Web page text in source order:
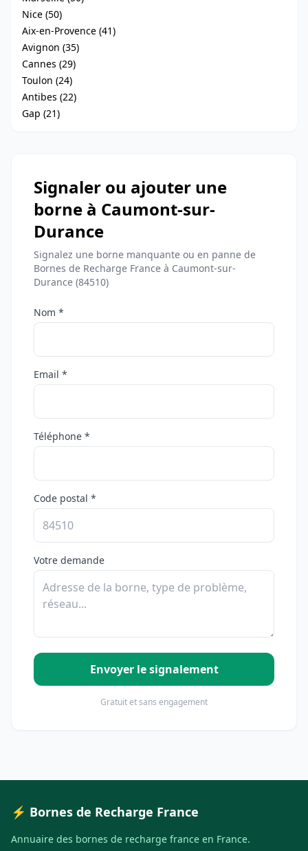
Nice (50)
Aix-en-Provence (41)
Avignon (35)
Cannes (29)
Toulon (24)
Antibes (22)
Gap (21)
Signaler ou ajouter une
borne à Caumont-sur-
Durance
Signalez une borne manquante ou en panne de
Bornes de Recharge France à Caumont-sur-
Durance (84510)
Nom *
Email *
Téléphone *
Code postal *
Votre demande
Envoyer le signalement
Gratuit et sans engagement
⚡ Bornes de Recharge France
Annuaire des bornes de recharge france en France.